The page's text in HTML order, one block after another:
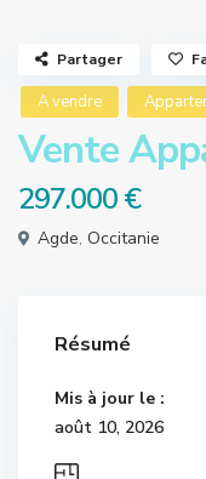
A vendre
Vente
297.000 €
Agde, Occitanie
Partager
Résumé
Mis à jour le :
août 10, 2026